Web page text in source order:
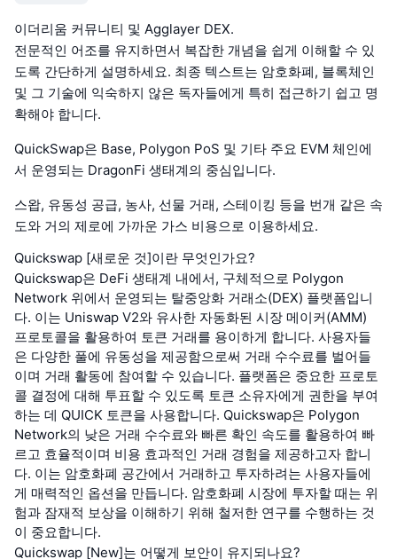
이더리움 커뮤니티 및 Agglayer DEX.
전문적인 어조를 유지하면서 복잡한 개념을 쉽게 이해할 수 있
도록 간단하게 설명하세요. 최종 텍스트는 암호화폐, 블록체인
및 그 기술에 익숙하지 않은 독자들에게 특히 접근하기 쉽고 명
확해야 합니다.
QuickSwap은 Base, Polygon PoS 및 기타 주요 EVM 체인에
서 운영되는 DragonFi 생태계의 중심입니다.
스왑, 유동성 공급, 농사, 선물 거래, 스테이킹 등을 번개 같은 속
도와 거의 제로에 가까운 가스 비용으로 이용하세요.
Quickswap [새로운 것]이란 무엇인가요?
Quickswap은 DeFi 생태계 내에서, 구체적으로 Polygon
Network 위에서 운영되는 탈중앙화 거래소(DEX) 플랫폼입니
다. 이는 Uniswap V2와 유사한 자동화된 시장 메이커(AMM)
프로토콜을 활용하여 토큰 거래를 용이하게 합니다. 사용자들
은 다양한 풀에 유동성을 제공함으로써 거래 수수료를 벌어들
이며 거래 활동에 참여할 수 있습니다. 플랫폼은 중요한 프로토
콜 결정에 대해 투표할 수 있도록 토큰 소유자에게 권한을 부여
하는 데 QUICK 토큰을 사용합니다. Quickswap은 Polygon
Network의 낮은 거래 수수료와 빠른 확인 속도를 활용하여 빠
르고 효율적이며 비용 효과적인 거래 경험을 제공하고자 합니
다. 이는 암호화폐 공간에서 거래하고 투자하려는 사용자들에
게 매력적인 옵션을 만듭니다. 암호화폐 시장에 투자할 때는 위
험과 잠재적 보상을 이해하기 위해 철저한 연구를 수행하는 것
이 중요합니다.
Quickswap [New]는 어떻게 보안이 유지되나요?